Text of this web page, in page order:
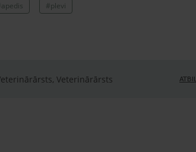
#plevi
Veterinārārsts